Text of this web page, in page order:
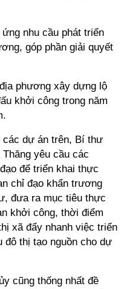
nhu cầu phát triển
góp phần giải quyết
phương xây dựng lộ
khởi công trong năm
các dự án trên, Bí thư
yêu cầu các
để triển khai thực
chỉ đạo khẩn trương
đưa ra mục tiêu thực
khởi công, thời điểm
xã đẩy nhanh việc triển
thị tạo nguồn cho dự
cũng thống nhất đề